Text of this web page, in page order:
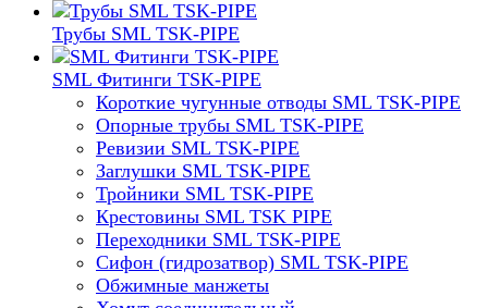
Трубы SML TSK-PIPE
SML Фитинги TSK-PIPE
Короткие чугунные отводы SML TSK-PIPE
Опорные трубы SML TSK-PIPE
Ревизии SML TSK-PIPE
Заглушки SML TSK-PIPE
Тройники SML TSK-PIPE
Крестовины SML TSK PIPE
Переходники SML TSK-PIPE
Сифон (гидрозатвор) SML TSK-PIPE
Обжимные манжеты